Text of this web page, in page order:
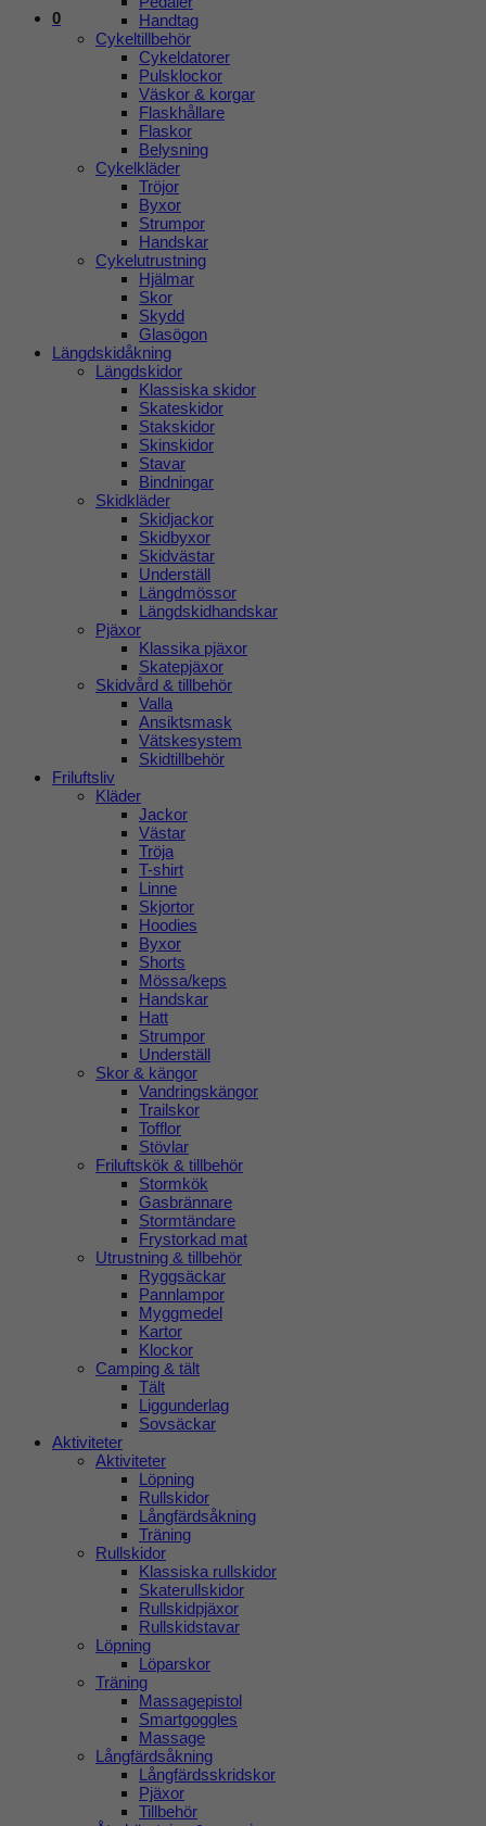
0
Handtag
Cykeltillbehör
Cykeldatorer
Pulsklockor
Väskor & korgar
Flaskhållare
Flaskor
Belysning
Cykelkläder
Tröjor
Byxor
Strumpor
Handskar
Cykelutrustning
Hjälmar
Skor
Skydd
Glasögon
Längdskidåkning
Längdskidor
Klassiska skidor
Skateskidor
Stakskidor
Skinskidor
Stavar
Bindningar
Skidkläder
Skidjackor
Skidbyxor
Skidvästar
Underställ
Längdmössor
Längdskidhandskar
Pjäxor
Klassika pjäxor
Skatepjäxor
Skidvård & tillbehör
Valla
Ansiktsmask
Vätskesystem
Skidtillbehör
Friluftsliv
Kläder
Jackor
Västar
Tröja
T-shirt
Linne
Skjortor
Hoodies
Byxor
Shorts
Mössa/keps
Handskar
Hatt
Strumpor
Underställ
Skor & kängor
Vandringskängor
Trailskor
Tofflor
Stövlar
Friluftskök & tillbehör
Stormkök
Gasbrännare
Stormtändare
Frystorkad mat
Utrustning & tillbehör
Ryggsäckar
Pannlampor
Myggmedel
Kartor
Klockor
Camping & tält
Tält
Liggunderlag
Sovsäckar
Aktiviteter
Aktiviteter
Löpning
Rullskidor
Långfärdsåkning
Träning
Rullskidor
Klassiska rullskidor
Skaterullskidor
Rullskidpjäxor
Rullskidstavar
Löpning
Löparskor
Träning
Massagepistol
Smartgoggles
Massage
Långfärdsåkning
Långfärdsskridskor
Pjäxor
Tillbehör